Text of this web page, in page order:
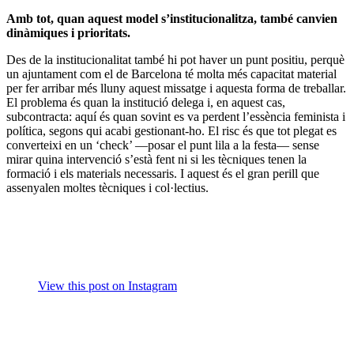
Amb tot, quan aquest model s’institucionalitza, també canvien
dinàmiques i prioritats.
Des de la institucionalitat també hi pot haver un punt positiu, perquè
un ajuntament com el de Barcelona té molta més capacitat material
per fer arribar més lluny aquest missatge i aquesta forma de treballar.
El problema és quan la institució delega i, en aquest cas,
subcontracta: aquí és quan sovint es va perdent l’essència feminista i
política, segons qui acabi gestionant-ho. El risc és que tot plegat es
converteixi en un ‘check’ —posar el punt lila a la festa— sense
mirar quina intervenció s’està fent ni si les tècniques tenen la
formació i els materials necessaris. I aquest és el gran perill que
assenyalen moltes tècniques i col·lectius.
View this post on Instagram